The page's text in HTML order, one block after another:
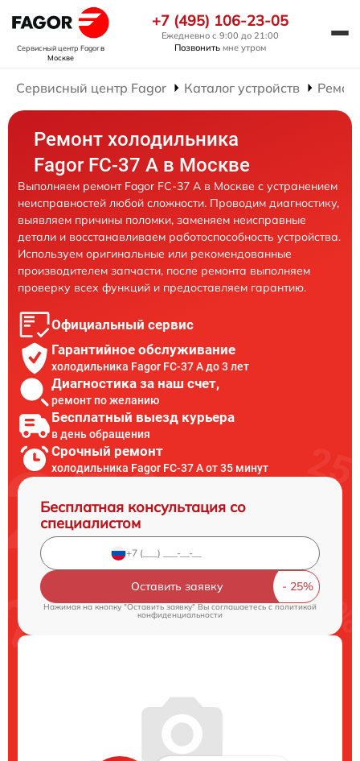
Сервисный центр Fagorв
Москве
+7 (495) 106-23-05
Ежедневно с 9:00 до 21:00
Позвонить мне утром
Сервисный центр Fagor Каталог устройств
Ремонт холодильника
Fagor FC-37 A в Москве
Выполняем ремонт Fagor FC-37 A в Москве с устранением
неисправностей любой сложности. Проводим диагностику,
выявляем причины поломки, заменяем неисправные
детали и восстанавливаем работоспособность устройства.
Используем оригинальные или рекомендованные
производителем запчасти, после ремонта выполняем
проверку всех функций и предоставляем гарантию.
Официальный сервис
Гарантийное обслуживание
холодильника Fagor FC-37 A до 3 лет
Диагностика за наш счет,
ремонт по желанию
Бесплатный выезд курьера
в день обращения
Срочный ремонт
холодильника Fagor FC-37 A от 35 минут
Бесплатная консультация со
специалистом
Оставить заявку
Нажимая на кнопку "Оставить заявку" Вы соглашаетесь cполитикой
конфиденциальности